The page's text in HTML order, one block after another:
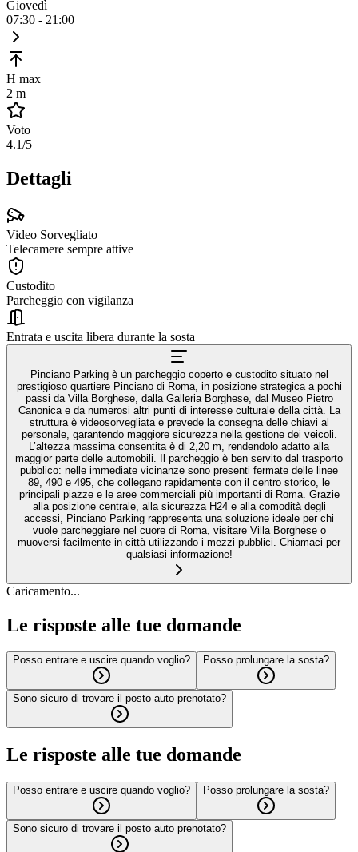
Giovedì
07:30 - 21:00
H max
2 m
Voto
4.1/5
Dettagli
Video Sorvegliato
Telecamere sempre attive
Custodito
Parcheggio con vigilanza
Entrata e uscita libera durante la sosta
Pinciano Parking è un parcheggio coperto e custodito situato nel
prestigioso quartiere Pinciano di Roma, in posizione strategica a pochi
passi da Villa Borghese, dalla Galleria Borghese, dal Museo Pietro
Canonica e da numerosi altri punti di interesse culturale della città. La
struttura è videosorvegliata e prevede la consegna delle chiavi al
personale, garantendo maggiore sicurezza nella gestione dei veicoli.
L’altezza massima consentita è di 2,20 m, rendendolo adatto alla
maggior parte delle automobili. Il parcheggio è ben servito dal trasporto
pubblico: nelle immediate vicinanze sono presenti fermate delle linee
89, 490 e 495, che collegano rapidamente con il centro storico, le
principali piazze e le aree commerciali più importanti di Roma. Grazie
alla posizione centrale, alla sicurezza H24 e alla comodità degli
accessi, Pinciano Parking rappresenta una soluzione ideale per chi
vuole parcheggiare nel cuore di Roma, visitare Villa Borghese o
muoversi facilmente in città utilizzando i mezzi pubblici. Chiamaci per
qualsiasi informazione!
Caricamento...
Le risposte alle tue domande
Posso entrare e uscire quando voglio? Posso prolungare la sosta?
Sono sicuro di trovare il posto auto prenotato?
Le risposte alle tue domande
Posso entrare e uscire quando voglio? Posso prolungare la sosta?
Sono sicuro di trovare il posto auto prenotato?